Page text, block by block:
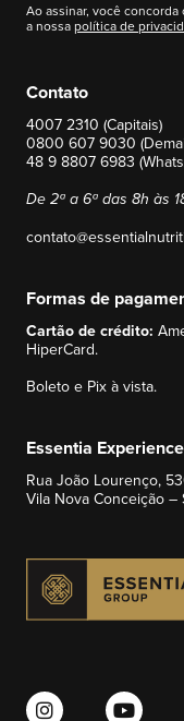
Contato
4007 2310 (Capitais)
0800 607 9030
48 9 8807 6983
De 2ª a 6ª das 8h às
Formas de
Cartão de crédito:
HiperCard.
Boleto e Pix à vista.
Essentia Experience
Rua João Lourenço,
Vila Nova Conceição –
Ao assinar, você concorda
a nossapolítica de